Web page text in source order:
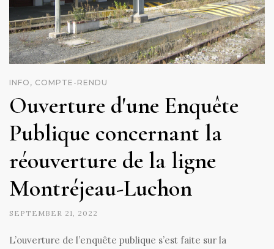
INFO, COMPTE-RENDU
Ouverture d'une Enquête
Publique concernant la
réouverture de la ligne
Montréjeau-Luchon
SEPTEMBER 21, 2022
L’ouverture de l’enquête publique s’est faite sur la